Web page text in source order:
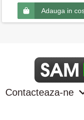
Adauga in
Contacteaza-ne